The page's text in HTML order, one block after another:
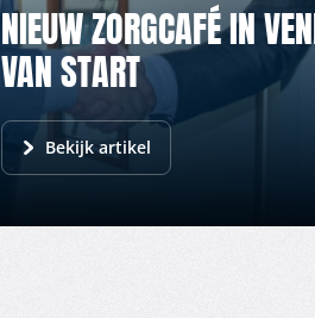
NIEUW ZORGCAFÉ IN
VAN START
Bekijk artikel